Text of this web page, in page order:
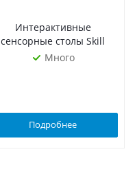
Интерактивные
сенсорные столы Skill
Много
Подробнее